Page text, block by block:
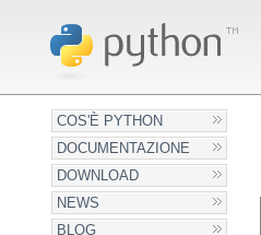
COS'È PYTHON
DOCUMENTAZIONE
DOWNLOAD
NEWS
BLOG